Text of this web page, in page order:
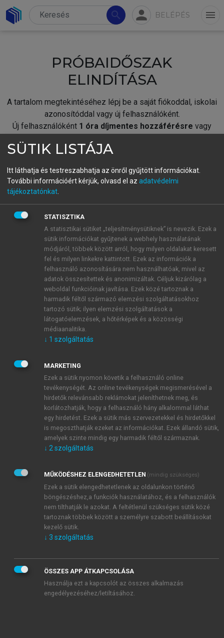
search person BELÉPÉS menu
PRÓBAIDŐSZAK
ELINDÍTÁSA
A tartalom megtekintéséhez lépj be a saját fiókoddal, iskolai
azonosítóddal vagy új felhasználóként.
Új felhasználóként 1 óra díjmentes hozzáférésre vagy
fiókoddal,vagy hozz létre új fiókot.
A regisztráció után apróbaidőszakautomatikusan
BELÉPÉS SAJÁT FIÓKKAL
ÚJ FIÓK LÉTREHOZÁSA
1 óra díjmentes hozzáférés
E-MAIL-CÍM
JELSZÓ
JELSZÓ ÚJRA
Kérek értesítést a MeRSZ újdonságairól, akcióiról.
Kérek értesítést az Akadémiai Kiadó Zrt. újdonságairól,
Adatkezelési tájékoztatóbanfoglaltakat tudomásul
veszem és elfogadom.
Általános vásárlási feltételeket, valamint a szotar.netés a
mersz.huoldalak licencszerződéseiben foglaltakat
tudomásul veszem és elfogadom.
KIPRÓBÁLOM
SÜTIK LISTÁJA
Itt láthatja és testreszabhatja az önről gyűjtött információkat.
További információért kérjük, olvasd el az adatvédelmi
tájékoztatónkat
STATISZTIKA
A statisztikai sütiket „teljesítménysütiknek” is nevezik. Ezek a
sütik információkat gyűjtenek a webhely használatának
módjáról, többek között arról, hogy milyen oldalakat keresett
fel és milyen linkekre kattintott. Ezek az információk a
felhasználó azonosítására nem használhatóak, mivel az
adatok összesítettek és anonimizáltak. Céljuk kizárólag a
weboldal funkcióinak javítása. Ezek közé tartoznak a
harmadik féltől származó elemzési szolgáltatásokhoz
tartozó sütik; ilyen elemzési szolgáltatások a
látogatóelemzések, a hőtérképek és a közösségi
médiaanalitika.
↓ 1 szolgáltatás
MARKETING
Ezek a sütik nyomon követik a felhasználó online
tevékenységét. Az online tevékenységek megismerésével a
hirdetők relevánsabb reklámokat jeleníthetnek meg, és
korlátozhatják, hogy a felhasználó hány alkalommal láthat
egy hirdetést. Ezek a sütik más szervezetekkel és hirdetőkkel
is megoszthatják ezeket az információkat. Ezek állandó sütik,
amelyek szinte mindig egy harmadik féltől származnak.
↓ 2 szolgáltatás
MŰKÖDÉSHEZ ELENGEDHETETLEN (mindig szükséges)
Ezek a sütik elengedhetetlenek az oldalunkon történő
böngészéshez,a funkciók használatához, és a felhasználók
nem tilthatják le azokat. A feltétlenül szükséges sütik közé
tartoznak többek között a személyre szabott beállításokat
kezelő sütik.
↓ 3 szolgáltatás
ÖSSZES APP ÁTKAPCSOLÁSA
Használja ezt a kapcsolót az összes alkalmazás
engedélyezéséhez/letiltásához.